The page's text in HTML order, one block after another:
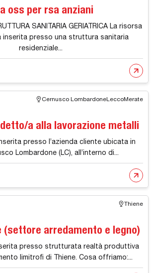
oss per rsa anziani
SANITARIA GERIATRICA La risorsa
inserita presso una struttura sanitaria
residenziale...
Cernusco LombardoneLeccoMerate
a alla lavorazione metalli
presso l’azienda cliente ubicata in
Lombardone (LC), all’interno di...
Thiene
(settore arredamento e legno)
presso strutturata realtà produttiva
limitrofi di Thiene. Cosa offriamo:...